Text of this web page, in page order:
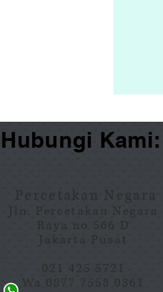
Kami:
Percetakan Negara
Jln. Percetakan Negara
Raya no 566 D
Jakarta Pusat
021 425 5721
Wa 0877 7558 0361